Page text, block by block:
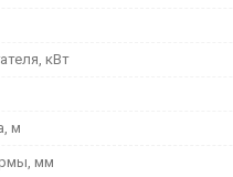
кВт
м
мм